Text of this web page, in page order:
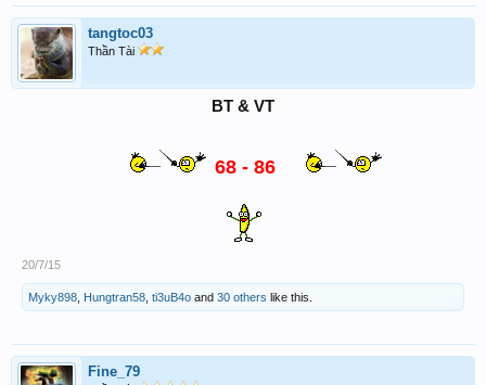
tangtoc03
Thần Tài
BT & VT
68 - 86
20/7/15
Myky898 Hungtran58 ti3uB4o and 30 others like this.
Fine_79